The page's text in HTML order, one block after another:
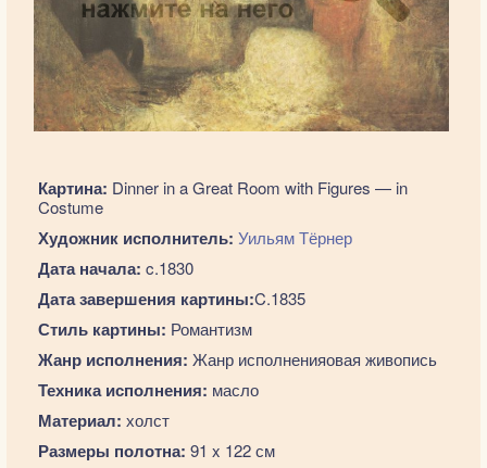
Картина: Dinner in a Great Room with Figures — in
Costume
Художник исполнитель: Уильям Тёрнер
Дата начала: c.1830
Дата завершения картины:C.1835
Стиль картины: Романтизм
Жанр исполнения: Жанр исполненияовая живопись
Техника исполнения: масло
Материал: холст
Размеры полотна: 91 x 122 см